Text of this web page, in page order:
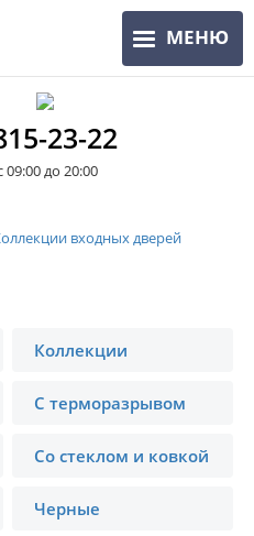
МЕНЮ
23-22
до 20:00
входных дверей
Коллекции
С терморазрывом
Со стеклом и ковкой
Черные